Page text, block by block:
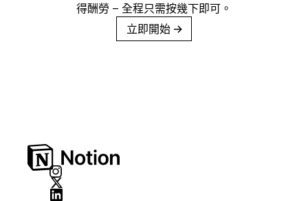
得酬勞 – 全程只需按幾下即可。
立即開始 →